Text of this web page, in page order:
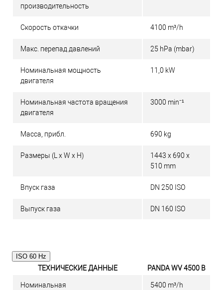
производительность
Скорость откачки 4100 m³/h
Макс. перепад давлений 25 hPa (mbar)
Номинальная мощность
двигателя
11,0 kW
Номинальная частота вращения
двигателя
3000 min⁻¹
Масса, прибл. 690 kg
Размеры (L x W x H)
1443 x 690 x
510 mm
Впуск газа DN 250 ISO
Выпуск газа DN 160 ISO
ISO 60 Hz
ТЕХНИЧЕСКИЕ ДАННЫЕ PANDA WV 4500 B
Номинальная
5400 m³/h